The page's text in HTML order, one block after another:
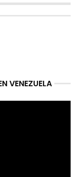
VENEZUELA